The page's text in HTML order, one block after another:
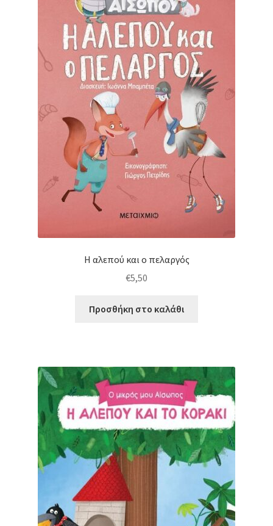
Η αλεπού και ο πελαργός
€5,50
Προσθήκη στο καλάθι